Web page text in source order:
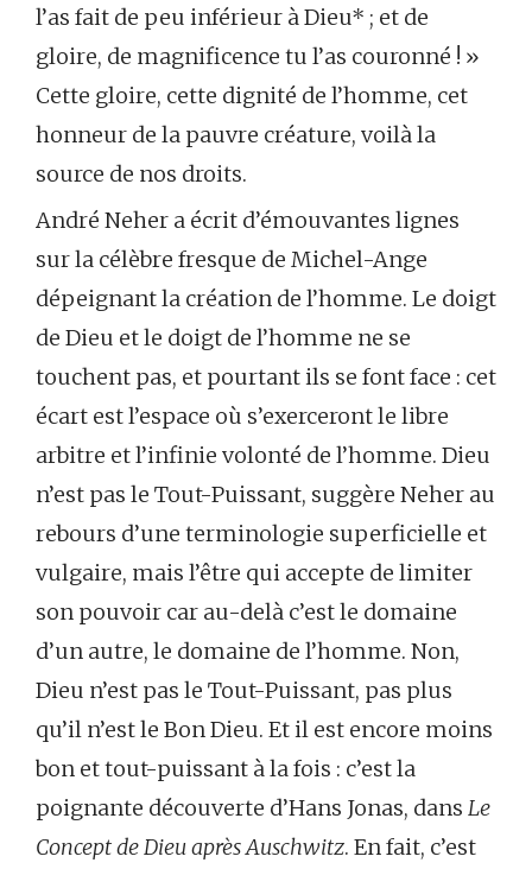
l’as fait de peu inférieur à Dieu* ; et de
gloire, de magnificence tu l’as couronné ! »
Cette gloire, cette dignité de l’homme, cet
honneur de la pauvre créature, voilà la
source de nos droits.
André Neher a écrit d’émouvantes lignes
sur la célèbre fresque de Michel-Ange
dépeignant la création de l’homme. Le doigt
de Dieu et le doigt de l’homme ne se
touchent pas, et pourtant ils se font face : cet
écart est l’espace où s’exerceront le libre
arbitre et l’infinie volonté de l’homme. Dieu
n’est pas le Tout-Puissant, suggère Neher au
rebours d’une terminologie superficielle et
vulgaire, mais l’être qui accepte de limiter
son pouvoir car au-delà c’est le domaine
d’un autre, le domaine de l’homme. Non,
Dieu n’est pas le Tout-Puissant, pas plus
qu’il n’est le Bon Dieu. Et il est encore moins
bon et tout-puissant à la fois : c’est la
poignante découverte d’Hans Jonas, dans Le
Concept de Dieu après Auschwitz. En fait, c’est